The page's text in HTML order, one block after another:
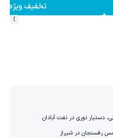
›
دستیار نوری در نفت آبادان
رفسنجان در شیراز